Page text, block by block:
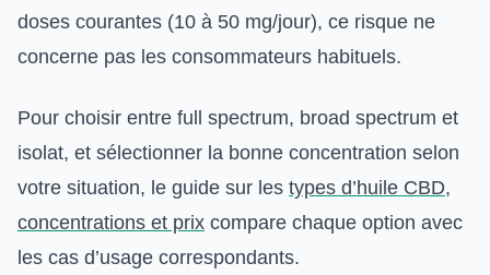
doses courantes (10 à 50 mg/jour), ce risque ne
concerne pas les consommateurs habituels.
Pour choisir entre full spectrum, broad spectrum et
isolat, et sélectionner la bonne concentration selon
votre situation, le guide sur les types d’huile CBD,
concentrations et prix compare chaque option avec
les cas d’usage correspondants.